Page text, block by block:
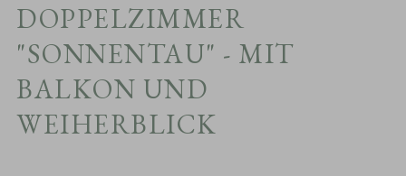
DOPPELZIMMER
"SONNENTAU" - MIT
BALKON UND
WEIHERBLICK